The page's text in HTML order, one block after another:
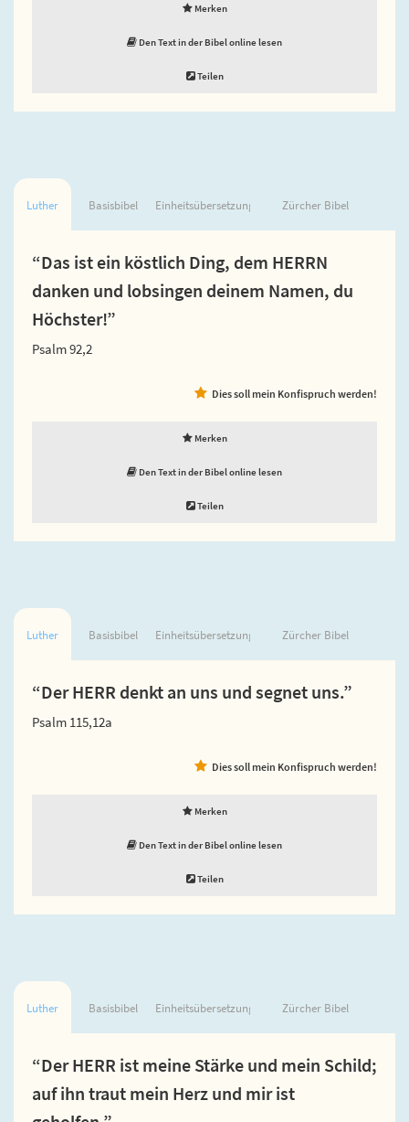
Merken
Den Text in der Bibel online lesen
Teilen
Luther Basisbibel Einheitsübersetzung Zürcher Bibel
“Das ist ein köstlich Ding, dem HERRN
danken und lobsingen deinem Namen, du
Höchster!”
Psalm 92,2
Dies soll mein Konfispruch werden!
Merken
Den Text in der Bibel online lesen
Teilen
Luther Basisbibel Einheitsübersetzung Zürcher Bibel
“Der HERR denkt an uns und segnet uns.”
Psalm 115,12a
Dies soll mein Konfispruch werden!
Merken
Den Text in der Bibel online lesen
Teilen
Luther Basisbibel Einheitsübersetzung Zürcher Bibel
“Der HERR ist meine Stärke und mein Schild;
auf ihn traut mein Herz und mir ist